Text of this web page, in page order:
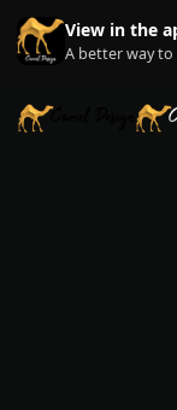
Aller au contenu
View in the
A better way